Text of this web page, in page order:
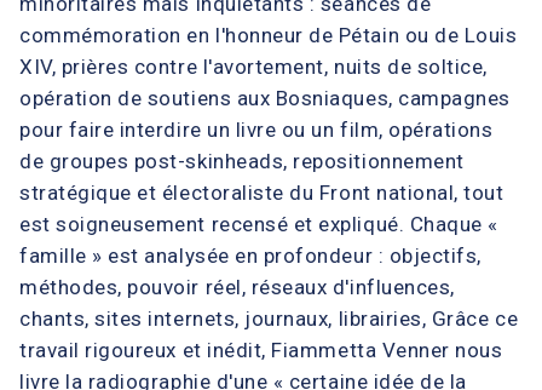
commémoration en l'honneur de Pétain ou de Louis
XIV, prières contre l'avortement, nuits de soltice,
opération de soutiens aux Bosniaques, campagnes
pour faire interdire un livre ou un film, opérations
de groupes post-skinheads, repositionnement
stratégique et électoraliste du Front national, tout
est soigneusement recensé et expliqué. Chaque «
famille » est analysée en profondeur : objectifs,
méthodes, pouvoir réel, réseaux d'influences,
chants, sites internets, journaux, librairies, Grâce ce
travail rigoureux et inédit, Fiammetta Venner nous
livre la radiographie d'une « certaine idée de la